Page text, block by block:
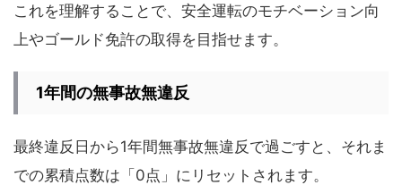
これを理解することで、安全運転のモチベーション向
上やゴールド免許の取得を目指せます。
1年間の無事故無違反
最終違反日から1年間無事故無違反で過ごすと、それま
での累積点数は「0点」にリセットされます。